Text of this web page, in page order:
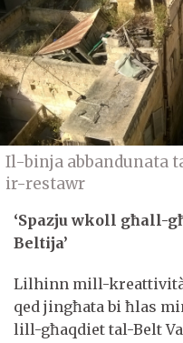
Il-binja abbandunata
ir-restawr
‘Spazju wkoll għall-
Beltija’
Lilhinn mill-
qed jingħata bi ħlas
lill-għaqdiet tal-Belt